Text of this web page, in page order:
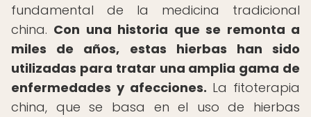
fundamental de la medicina tradicional
china. Con una historia que se remonta a
miles de años, estas hierbas han sido
utilizadas para tratar una amplia gama de
enfermedades y afecciones. La fitoterapia
china, que se basa en el uso de hierbas